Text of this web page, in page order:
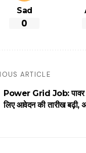
Sad
0
ARTICLE
Power Grid Job: पावर
लिए आवेदन की तारीख बढ़ी,